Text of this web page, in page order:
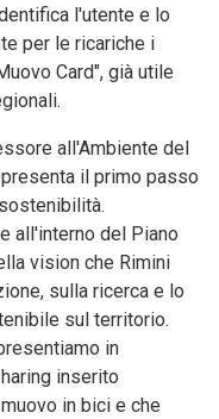
l'utente e lo
per le ricariche i
Card", già utile
all'Ambiente del
il primo passo
all'interno del Piano
vision che Rimini
sulla ricerca e lo
sul territorio.
in
inserito
in bici e che